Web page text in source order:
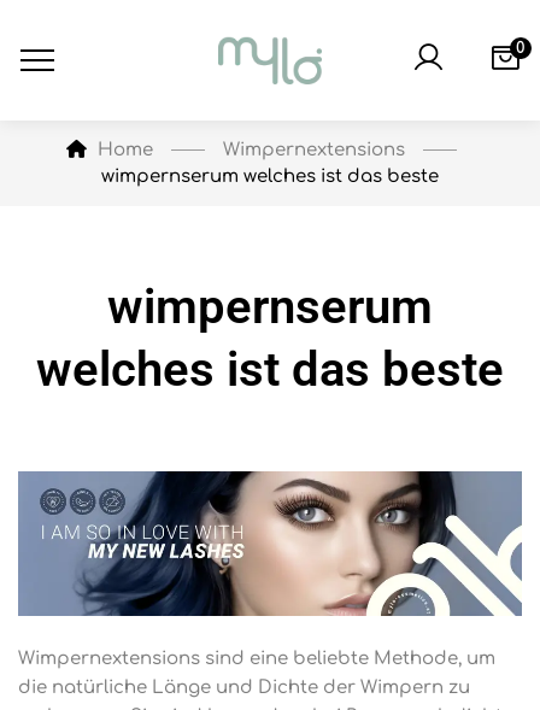
0
Home
Wimpernextensions
wimpernserum welches ist das beste
wimpernserum
welches ist das beste
Wimpernextensions sind eine beliebte Methode, um
die natürliche Länge und Dichte der Wimpern zu